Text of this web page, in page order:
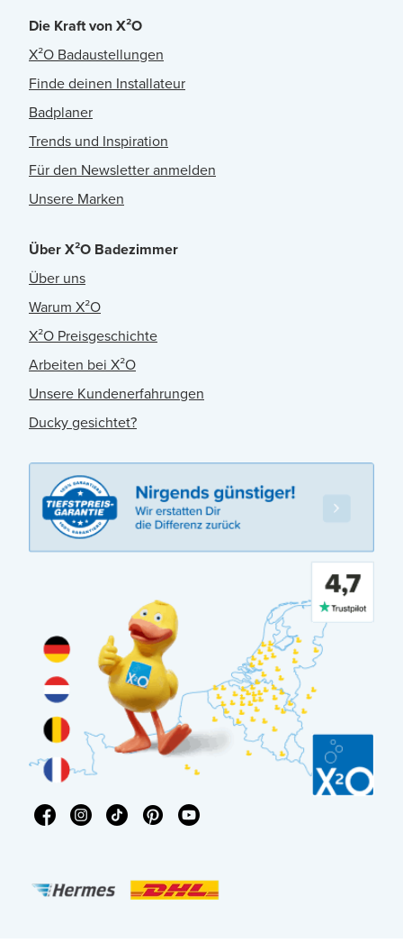
Die Kraft von X²O
X²O Badaustellungen
Finde deinen Installateur
Badplaner
Trends und Inspiration
Für den Newsletter anmelden
Unsere Marken
Über X²O Badezimmer
Über uns
Warum X²O
X²O Preisgeschichte
Arbeiten bei X²O
Unsere Kundenerfahrungen
Ducky gesichtet?